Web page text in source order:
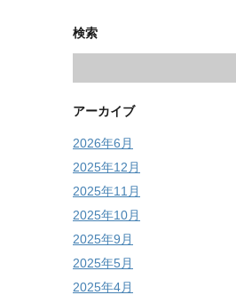
検索
アーカイブ
2026年6月
2025年12月
2025年11月
2025年10月
2025年9月
2025年5月
2025年4月